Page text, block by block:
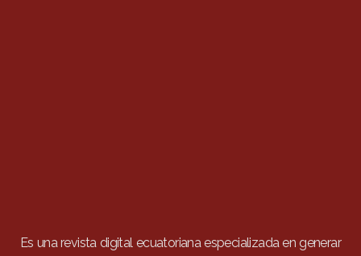
Es una revista digital ecuatoriana especializada en generar